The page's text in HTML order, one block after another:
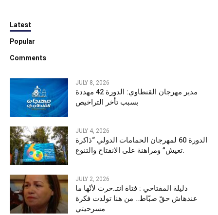
Latest
Popular
Comments
JULY 8, 2026
مدير مهرجان القنطاوي: الدورة 42 مهددة
بسبب تأخر التراخيص
JULY 4, 2026
الدورة 60 لمهرجان الحمامات الدولي “ذاكرة
تعيش” ومراهنة على الانفتاح والتنوع.
JULY 2, 2026
دليلة المفتاحي : فتاة انتـ.حرت لأنّها ما
عندهاش حقّ صبّاط.. من هنا تولدت فكرة
مسرحيتي